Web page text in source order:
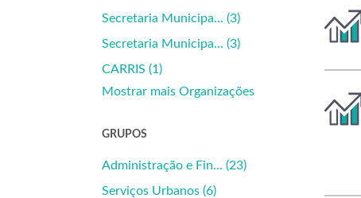
Secretaria Municipa... (3)
Secretaria Municipa... (3)
CARRIS (1)
Mostrar mais Organizações
GRUPOS
Administração e Fin... (23)
Serviços Urbanos (6)